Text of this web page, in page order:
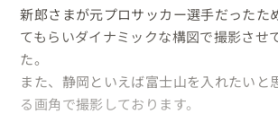
新郎さまが元プロサッカー選手だったた
てもらいダイナミックな構図で撮影させ
た。
また、静岡といえば富士山を入れたいと
る画角で撮影しております。